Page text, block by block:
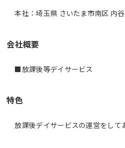
本社：埼玉県 さいたま市南区 内
会社概要
■放課後等デイサービス
特色
放課後デイサービスの運営をして